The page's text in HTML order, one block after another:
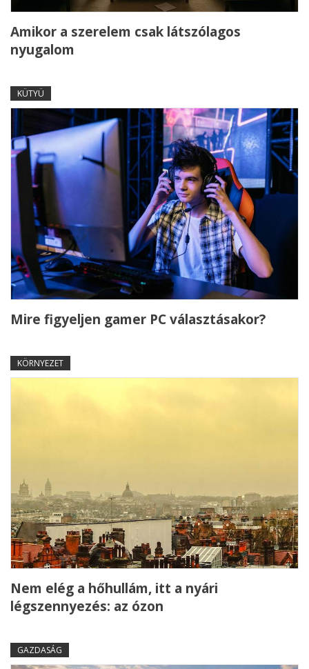
Amikor a szerelem csak látszólagos
nyugalom
KÜTYÜ
Mire figyeljen gamer PC választásakor?
KÖRNYEZET
Nem elég a hőhullám, itt a nyári
légszennyezés: az ózon
GAZDASÁG